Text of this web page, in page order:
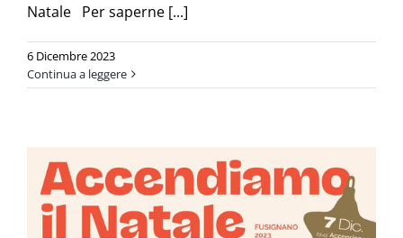
Natale Per saperne [...]
6 Dicembre 2023
Continua a leggere